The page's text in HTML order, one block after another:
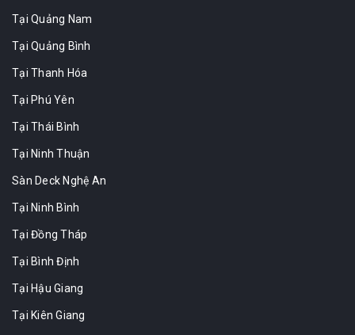
Tại Quảng Nam
Tại Quảng Bình
Tại Thanh Hóa
Tại Phú Yên
Tại Thái Bình
Tại Ninh Thuận
Sàn Deck Nghệ An
Tại Ninh Bình
Tại Đồng Tháp
Tại Bình Định
Tại Hậu Giang
Tại Kiên Giang